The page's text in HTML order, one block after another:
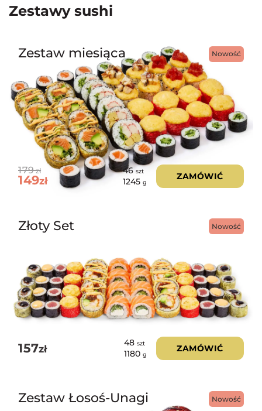
Zestawy sushi
Nowość
Zestaw miesiąca
179zł
149zł
46szt
1245 g
ZAMÓWIĆ
Nowość
Złoty Set
157zł
48 szt
1180 g
ZAMÓWIĆ
Nowość
Zestaw Łosoś-Unagi